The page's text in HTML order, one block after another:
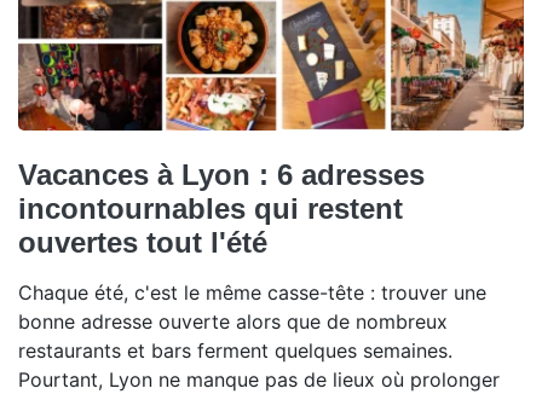
Vacances à Lyon : 6 adresses
incontournables qui restent
ouvertes tout l'été
Chaque été, c'est le même casse-tête : trouver une
bonne adresse ouverte alors que de nombreux
restaurants et bars ferment quelques semaines.
Pourtant, Lyon ne manque pas de lieux où prolonger